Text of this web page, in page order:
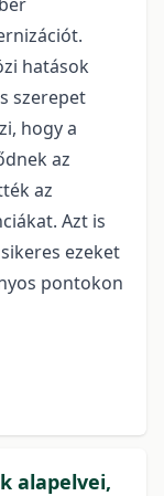
hatások
szerepet
hogy a
az
az
Azt is
ezeket
pontokon
alapelvei,